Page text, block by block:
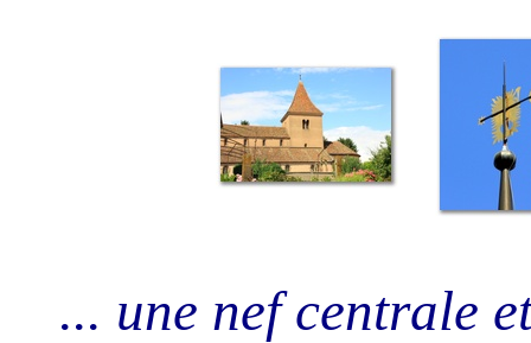
... une nef centrale